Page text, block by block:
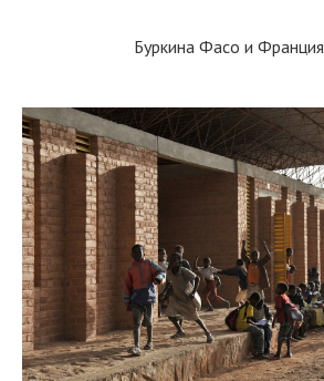
Буркина Фасо и Франция